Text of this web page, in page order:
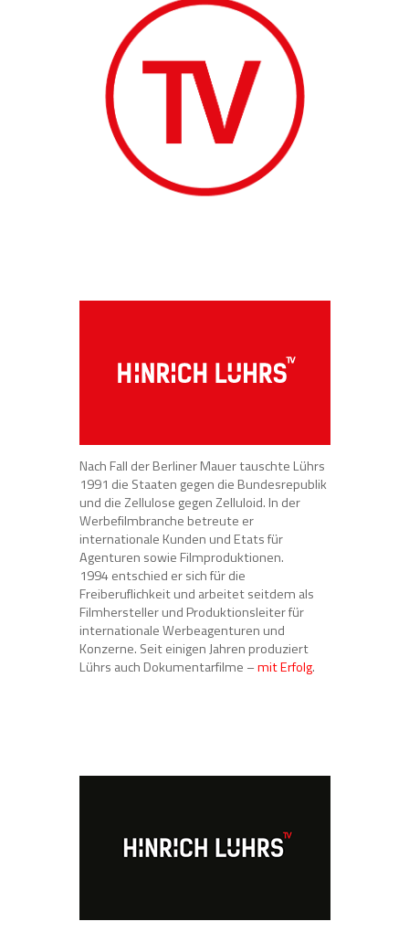
Nach Fall der Berliner Mauer tauschte Lührs
1991 die Staaten gegen die Bundesrepublik
und die Zellulose gegen Zelluloid. In der
Werbefilmbranche betreute er
internationale Kunden und Etats für
Agenturen sowie Filmproduktionen.
1994 entschied er sich für die
Freiberuflichkeit und arbeitet seitdem als
Filmhersteller und Produktionsleiter für
internationale Werbeagenturen und
Konzerne. Seit einigen Jahren produziert
Lührs auch Dokumentarfilme – mit Erfolg.